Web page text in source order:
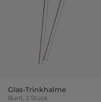
Glas-Trinkhalme
Bunt, 2 Stück